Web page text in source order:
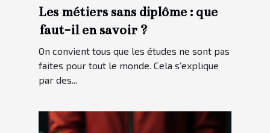
Les métiers sans diplôme : que
faut-il en savoir ?
On convient tous que les études ne sont pas
faites pour tout le monde. Cela s’explique
par des...